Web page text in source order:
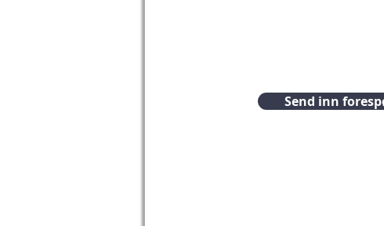
Send inn